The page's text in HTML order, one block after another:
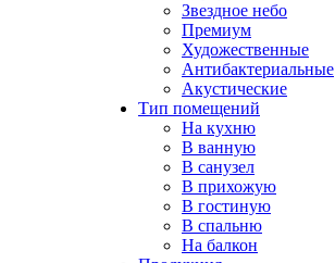
Звездное небо
Премиум
Художественные
Антибактериальные
Акустические
Тип помещений
На кухню
В ванную
В санузел
В прихожую
В гостиную
В спальню
На балкон